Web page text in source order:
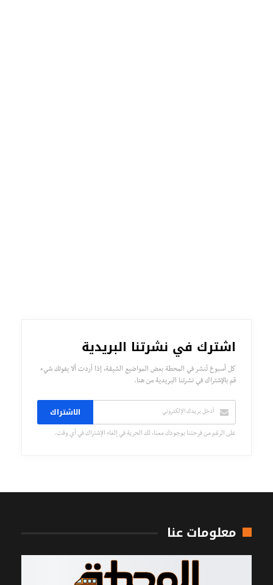
اشترك في نشرتنا البريدية
كل أسبوع تُنشر في المحطة بعض المواضيع الشيقة، إذا أردت ألا يفوتك شيء
قم بالإشتراك في نشرتنا البريدية من هنا.
الاشتراك
على الرغم من فرحتنا بوجودك معنا، لك الحرية في إلغاء الإشتراك في أي وقت.
معلومات عنا